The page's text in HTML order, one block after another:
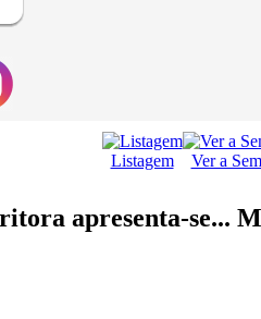
Listagem Ver a
apresenta-se...